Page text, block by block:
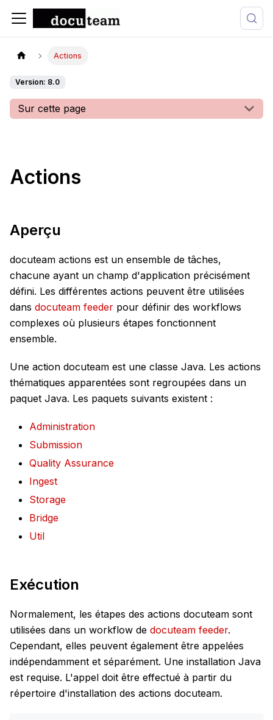
Actions
Version: 8.0
Sur cette page
Actions
Aperçu
docuteam actions est un ensemble de tâches,
chacune ayant un champ d'application précisément
défini. Les différentes actions peuvent être utilisées
dans docuteam feeder pour définir des workflows
complexes où plusieurs étapes fonctionnent
ensemble.
Une action docuteam est une classe Java. Les actions
thématiques apparentées sont regroupées dans un
paquet Java. Les paquets suivants existent :
Administration
Submission
Quality Assurance
Ingest
Storage
Bridge
Util
Exécution
Normalement, les étapes des actions docuteam sont
utilisées dans un workflow de docuteam feeder.
Cependant, elles peuvent également être appelées
indépendamment et séparément. Une installation Java
est requise. L'appel doit être effectué à partir du
répertoire d'installation des actions docuteam.